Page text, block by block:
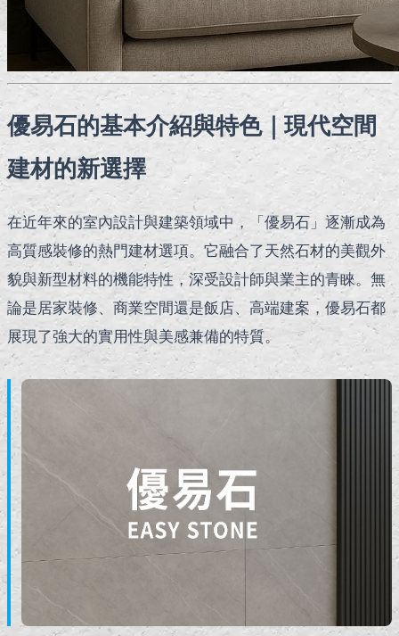
優易石的基本介紹與特色｜現代空間
建材的新選擇
在近年來的室內設計與建築領域中，「優易石」逐漸成為
高質感裝修的熱門建材選項。它融合了天然石材的美觀外
貌與新型材料的機能特性，深受設計師與業主的青睞。無
論是居家裝修、商業空間還是飯店、高端建案，優易石都
展現了強大的實用性與美感兼備的特質。